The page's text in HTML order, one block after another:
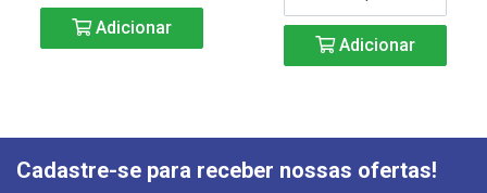
Adicionar
Adicionar
Cadastre-se para receber nossas ofertas!